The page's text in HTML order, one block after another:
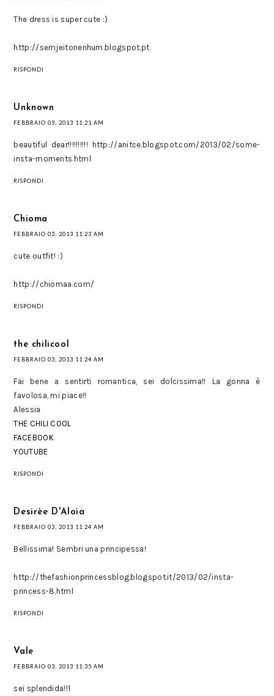
The dress is super cute :)
http://semjeitonenhum.blogspot.pt
RISPONDI
Unknown
FEBBRAIO 03, 2013 11:21 AM
beautiful dear!!!!!!!!!! http://anitce.blogspot.com/2013/02/some-
insta-moments.html
RISPONDI
Chioma
FEBBRAIO 03, 2013 11:23 AM
cute outfit! :)
http://chiomaa.com/
RISPONDI
the chilicool
FEBBRAIO 03, 2013 11:24 AM
Fai bene a sentirti romantica, sei dolcissima!! La gonna è
favolosa, mi piace!!
Alessia
THE CHILI COOL
FACEBOOK
YOUTUBE
RISPONDI
Desirèe D'Aloia
FEBBRAIO 03, 2013 11:24 AM
Bellissima! Sembri una principessa!
http://thefashionprincessblog.blogspot.it/2013/02/insta-
princess-8.html
RISPONDI
Vale
FEBBRAIO 03, 2013 11:35 AM
sei splendida!!1